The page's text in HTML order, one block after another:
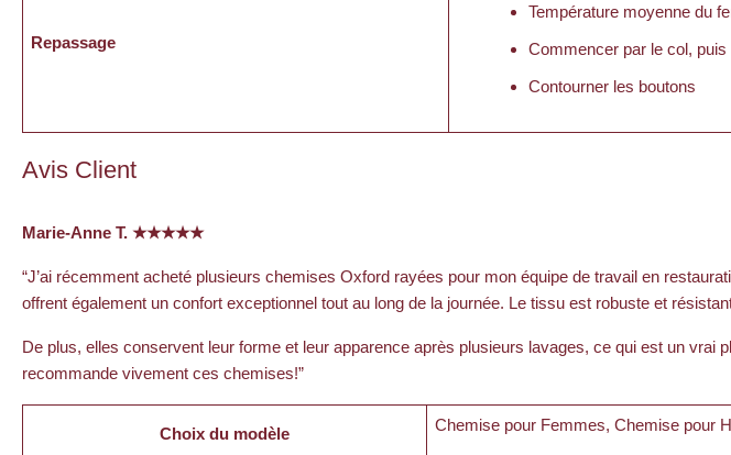
Repassage
Température moyenne du
Commencer par le col,
Contourner les boutons
Avis Client
Marie-Anne T. ★★★★★
“J’ai récemment acheté plusieurs chemises Oxford rayées pour mon équipe de travail en
offrent également un confort exceptionnel tout au long de la journée. Le tissu est robuste et
De plus, elles conservent leur forme et leur apparence après plusieurs lavages, ce qui est un
recommande vivement ces chemises!”
Choix du modèle Chemise pour Femmes, Chemise pour